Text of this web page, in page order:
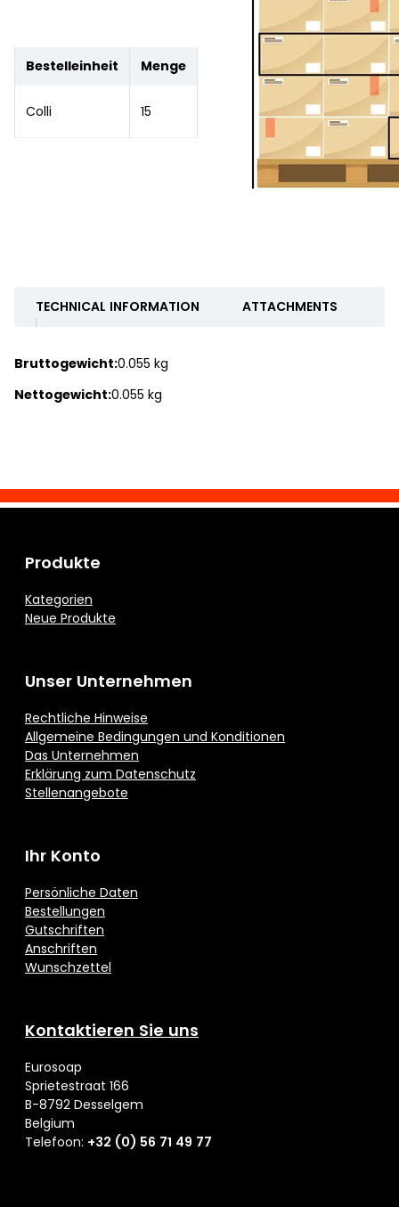
Bestelleinheit Menge
Colli 15
TECHNICAL INFORMATION ATTACHMENTS
Bruttogewicht:0.055 kg
Nettogewicht:0.055 kg
Produkte
Kategorien
Neue Produkte
Unser Unternehmen
Rechtliche Hinweise
Allgemeine Bedingungen und Konditionen
Das Unternehmen
Erklärung zum Datenschutz
Stellenangebote
Ihr Konto
Persönliche Daten
Bestellungen
Gutschriften
Anschriften
Wunschzettel
Kontaktieren Sie uns
Eurosoap
Sprietestraat 166
B-8792 Desselgem
Belgium
Telefoon: +32 (0) 56 71 49 77